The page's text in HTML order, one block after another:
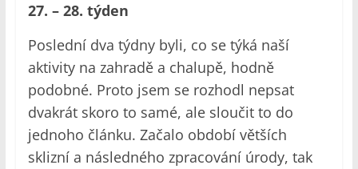
27. – 28. týden
Poslední dva týdny byli, co se týká naší
aktivity na zahradě a chalupě, hodně
podobné. Proto jsem se rozhodl nepsat
dvakrát skoro to samé, ale sloučit to do
jednoho článku. Začalo období větších
sklizní a následného zpracování úrody, tak